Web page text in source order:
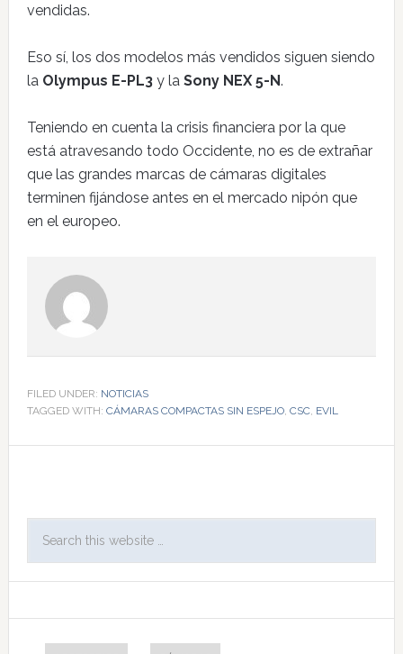
vendidas.
Eso sí, los dos modelos más vendidos siguen siendo
la Olympus E-PL3y la Sony NEX 5-N.
Teniendo en cuenta la crisis financiera por la que
está atravesando todo Occidente, no es de extrañar
que las grandes marcas de cámaras digitales
terminen fijándose antes en el mercado nipón que
en el europeo.
FILED UNDER: NOTICIAS
TAGGED WITH: CÁMARAS COMPACTAS SIN ESPEJO, CSC, EVIL